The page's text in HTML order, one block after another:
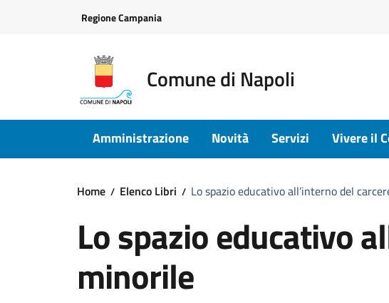
Regione Campania
Comune di Napoli
Amministrazione Novità Servizi Vivere il
Home Elenco Libri Lo spazio educativo all’interno del
Lo spazio educativo
minorile